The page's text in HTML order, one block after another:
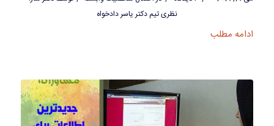
نظری تیم دکتر یاسر دادخواه
ادامه مطلب